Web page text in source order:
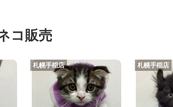
コ販売
札幌手稲店 札幌手稲店